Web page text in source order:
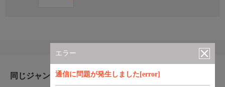
エラー
通信に問題が発生しました[error]
同じジャンルのおすすめ番組